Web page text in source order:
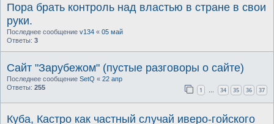
Пора брать контроль над властью в стране в свои
руки.
Последнее сообщение v134 « 05 май
Ответы: 3
Сайт "Зарубежом" (пустые разговоры о сайте)
Последнее сообщение SetQ « 22 апр
Ответы: 255 1 … 34 35 36 37
Куба, Кастро как частный случай иверо-гойского